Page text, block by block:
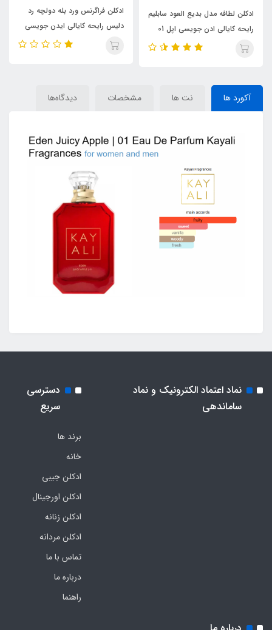
سابلیم
ادکلن فراگرنس ورد بله دولچه رد
دلیس رایحه کایالی ایدن جویسی
ادکلن لطافه مدل بدیع العود
آکورد ها نت ها مشخصات دیدگاه‌ها
نماد اعتماد الکترونیک و نماد
ساماندهی
دسترسی
سریع
برند ها
خانه
ادکلن جیبی
ادکلن اورجینال
ادکلن زنانه
ادکلن مردانه
تماس با ما
درباره ما
راهنما